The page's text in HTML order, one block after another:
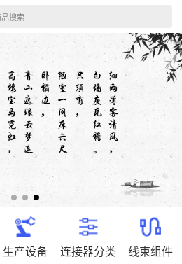
搜索
生产设备 连接器分类 线束组件